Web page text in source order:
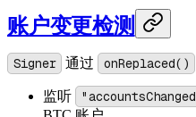
账户变更检测
Signer 通过 onReplaced()
监听